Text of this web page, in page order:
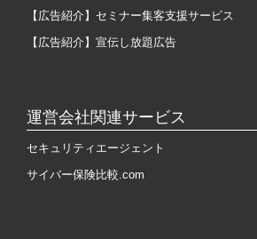
【広告紹介】セミナー集客支援サービス
【広告紹介】宣伝し放題広告
運営会社関連サービス
セキュリティエージェント
サイバー保険比較.com